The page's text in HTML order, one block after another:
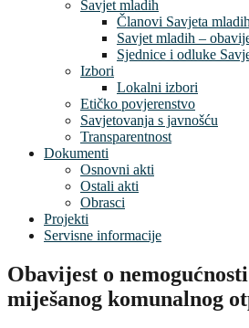
Savjet mladih
Članovi Savjeta mladih
Savjet mladih –
Sjednice i odluke
Izbori
Lokalni izbori
Etičko povjerenstvo
Savjetovanja s javnošću
Transparentnost
Dokumenti
Osnovni akti
Ostali akti
Obrasci
Projekti
Servisne informacije
Obavijest o
miješanog komunalnog